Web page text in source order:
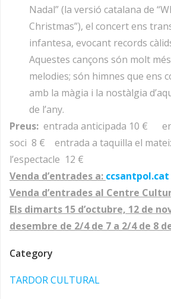
Nadal” (la versió catalana de
Christmas”), el concert ens
infantesa, evocant records
Aquestes cançons són molt
melodies; són himnes que ens
amb la màgia i la nostàlgia
de l’any.
Preus: entrada anticipada 10 €
soci 8 € entrada a taquilla el
l’espectacle 12 €
Venda d’entrades a: ccsantpol.cat
Venda d’entrades al Centre
Els dimarts 15 d’octubre, 12 de
desembre de 2/4 de 7 a 2/4 de 8
Category
TARDOR CULTURAL